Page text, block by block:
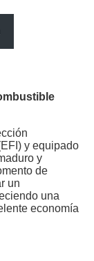
y equipado
y
de
un
una
economía